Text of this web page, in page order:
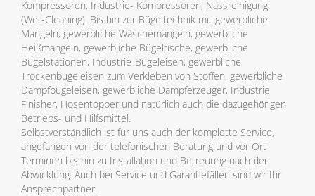
Kompressoren, Industrie- Kompressoren, Nassreinigung
(Wet-Cleaning). Bis hin zur Bügeltechnik mit gewerbliche
Mangeln, gewerbliche Wäschemangeln, gewerbliche
Heißmangeln, gewerbliche Bügeltische, gewerbliche
Bügelstationen, Industrie-Bügeleisen, gewerbliche
Trockenbügeleisen zum Verkleben von Stoffen, gewerbliche
Dampfbügeleisen, gewerbliche Dampferzeuger, Industrie
Finisher, Hosentopper und natürlich auch die dazugehörigen
Betriebs- und Hilfsmittel.
Selbstverständlich ist für uns auch der komplette Service,
angefangen von der telefonischen Beratung und vor Ort
Terminen bis hin zu Installation und Betreuung nach der
Abwicklung. Auch bei Service und Garantiefällen sind wir Ihr
Ansprechpartner.